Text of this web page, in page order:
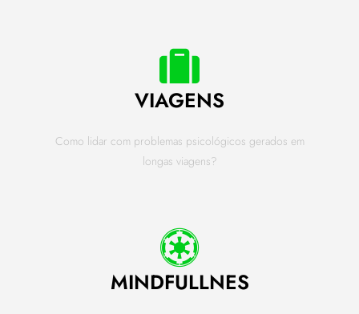
VIAGENS
Como lidar com problemas psicológicos gerados em
longas viagens?
MINDFULLNES